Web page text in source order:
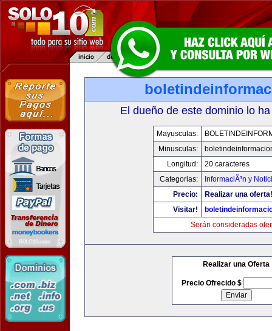
El dueño de este dominio lo
Mayusculas:
Minusculas:
Longitud:
20 caracteres
Categorias:
InformaciÃ³n y
Precio:
Realizar una oferta!
Visitar!
Serán consideradas
Realizar una Oferta
Precio Ofrecido $